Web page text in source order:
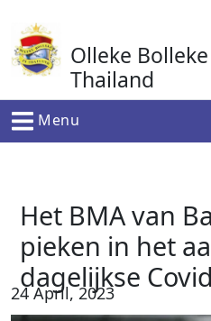
naar
de
inhoud
Olleke
Thailand
In Thailand
Menu
Het BMA van
pieken in het
dagelijkse
24 April, 2023